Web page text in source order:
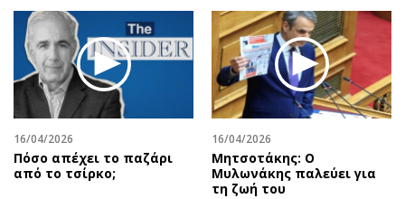
16/04/2026
Πόσο απέχει το παζάρι
από το τσίρκο;
16/04/2026
Μητσοτάκης: Ο
Μυλωνάκης παλεύει για
τη ζωή του